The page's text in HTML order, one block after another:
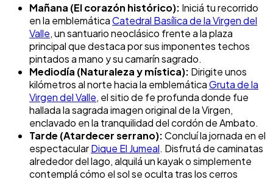
Mañana (El corazón histórico): Iniciá tu recorrido
en la emblemáticaCatedral Basílica de la Virgen del
Valle, un santuario neoclásico frente a la plaza
principal que destaca por sus imponentes techos
pintados a mano y su camarín sagrado.
Mediodía (Naturaleza y mística): Dirigite unos
kilómetros al norte hacia la emblemáticaGruta de la
Virgen del Valle, el sitio de fe profunda donde fue
hallada la sagrada imagen original de la Virgen,
enclavado en la tranquilidad del cordón de Ambato.
Tarde (Atardecer serrano):Concluí la jornada en el
espectacularDique El Jumeal. Disfrutá de caminatas
alrededor del lago, alquilá un kayak o simplemente
contemplá cómo el sol se oculta tras los cerros